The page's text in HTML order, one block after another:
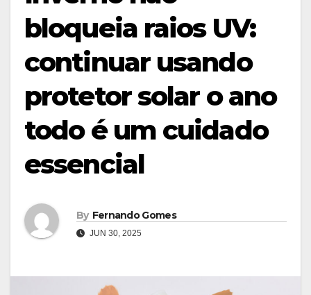
bloqueia raios UV:
continuar usando
protetor solar o ano
todo é um cuidado
essencial
By Fernando Gomes
JUN 30, 2025